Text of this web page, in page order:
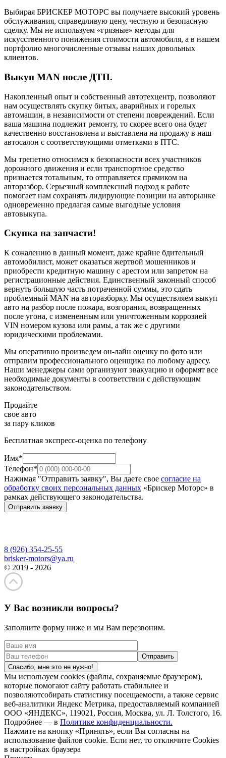
Выбирая БРИСКЕР МОТОРС вы получаете высокий уровень
обслуживания, справедливую цену, честную и безопасную
сделку. Мы не используем «грязные» методы для
искусственного понижения стоимости автомобиля, а в нашем
портфолио многочисленные отзывы наших довольных
клиентов.
Выкуп MAN после ДТП.
Накопленный опыт и собственный автотехцентр, позволяют
нам осуществлять скупку битых, аварийных и горелых
автомашин, в независимости от степени повреждений. Если
ваша машина подлежит ремонту, то скорее всего она будет
качественно восстановлена и выставлена на продажу в наш
автосалон с соответствующими отметками в ПТС.
Мы трепетно относимся к безопасности всех участников
дорожного движения и если транспортное средство
признается тотальным, то отправляется прямиком на
авторазбор. Серьезный комплексный подход к работе
помогает нам сохранять лидирующие позиции на авторынке
одновременно предлагая самые выгодные условия
автовыкупа.
Скупка на запчасти!
К сожалению в данный момент, даже крайне бдительный
автомобилист, может оказаться жертвой мошенников и
приобрести кредитную машину с арестом или запретом на
регистрационные действия. Единственный законный способ
вернуть большую часть потраченной суммы, это сдать
проблемный MAN на авторазборку. Мы осуществляем выкуп
авто на разбор после пожара, возгорания, возвращенных
после угона, с измененным или уничтоженным коррозией
VIN номером кузова или рамы, а так же с другими
юридическими проблемами.
Мы оперативно произведем он-лайн оценку по фото или
отправим профессионального оценщика по любому адресу.
Наши менеджеры сами организуют эвакуацию и оформят все
необходимые документы в соответствии с действующим
законодательством.
Продайте
свое авто
за пару кликов
Бесплатная экспресс-оценка по телефону
Имя*
Телефон*
Нажимая "Отправить заявку", Вы даете свое согласие на
обработку своих персональных данных «Брискер Моторс» в
рамках действующего законодательства.
Отправить заявку
8 (926) 354-25-55
brisker-motors@ya.ru
© 2019 - 2026
У Вас возникли вопросы?
Заполните форму ниже и мы Вам перезвоним.
Спасибо, мне это не нужно!
Мы используем cookies (файлы, сохраняемые браузером),
которые помогают сайту работать стабильнее и
позволяютсобирать статистику посещаемости, а также сервис
веб-аналитики Яндекс Метрика, предоставляемый компанией
ООО «ЯНДЕКС», 119021, Россия, Москва, ул. Л. Толстого, 16.
Подробнее — в Политике конфиденциальности.
Нажмите на кнопку «Принять», если Вы согласны на
использование файлов cookie. Если нет, то отключите Cookies
в настройках браузера